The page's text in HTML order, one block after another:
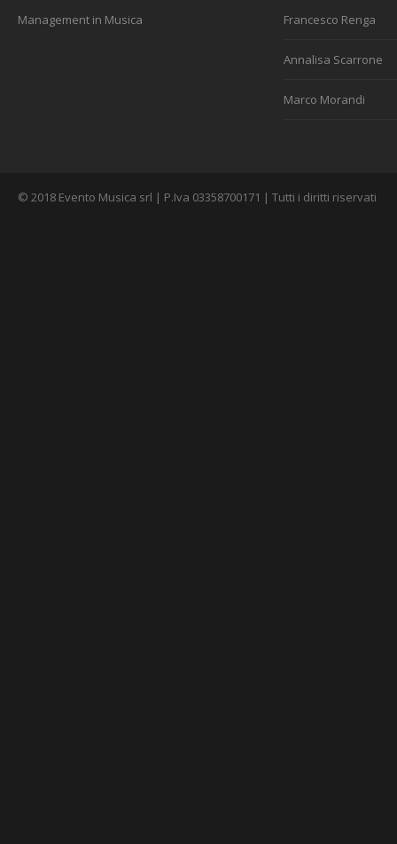
Management in Musica Francesco Renga
Annalisa Scarrone
Marco Morandi
© 2018 Evento Musica srl | P.Iva 03358700171 | Tutti i diritti riservati